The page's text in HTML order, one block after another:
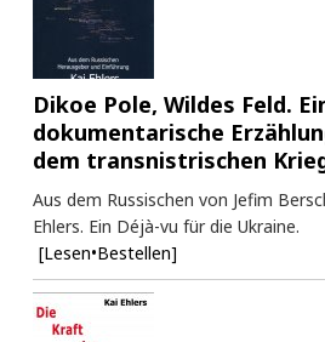
Dikoe Pole, Wildes Feld.
dokumentarische
dem transnistrischen
Aus dem Russischen von Jefim
Ehlers. Ein Déjà-vu für die Ukraine.
[Lesen•Bestellen]